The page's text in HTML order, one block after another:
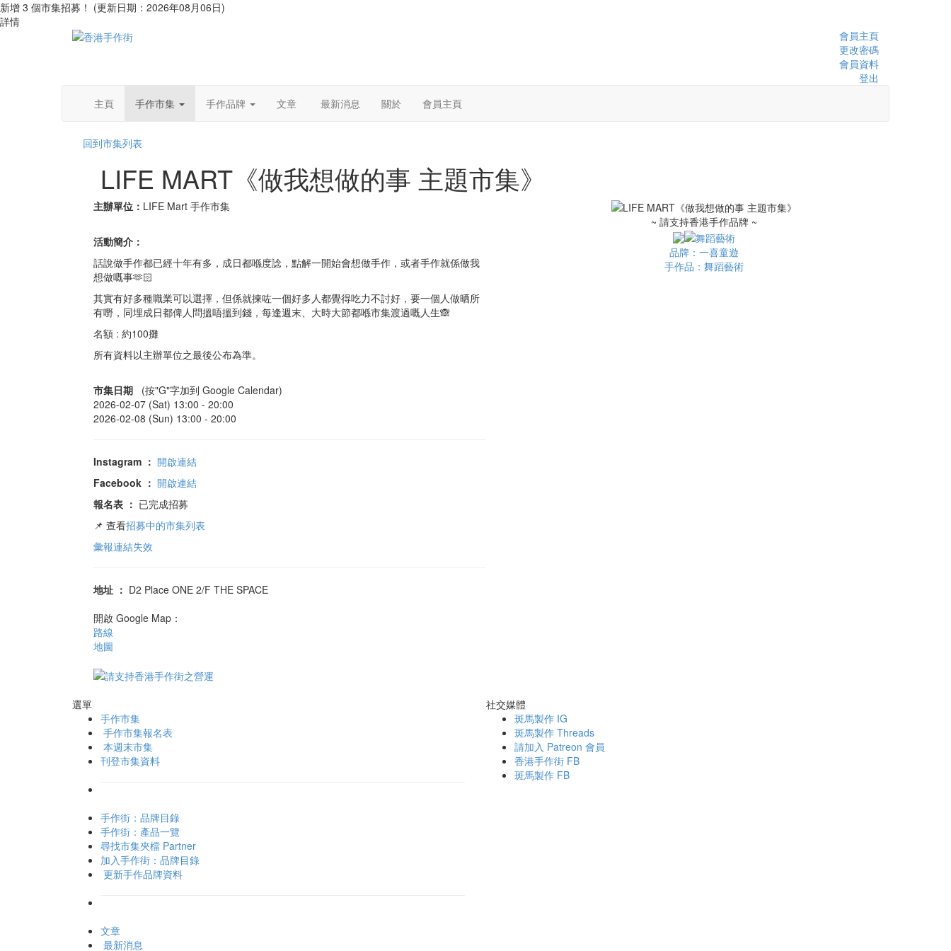
新增 3 個市集招募！ (更新日期：2026年08月06日)
詳情
會員主頁
更改密碼
會員資料
登出
主頁
手作市集 手作品牌 文章 最新消息 關於 會員主頁
回到市集列表
LIFE MART《做我想做的事 主題市集》
~ 請支持香港手作品牌 ~
品牌：一喜童遊
手作品：舞蹈藝術
主辦單位： LIFE Mart 手作市集
活動簡介：
話說做手作都已經十年有多，成日都喺度諗，點解一開始會想做手作，或者手作就係做我
想做嘅事🫶🏻
其實有好多種職業可以選擇，但係就揀咗一個好多人都覺得吃力不討好，要一個人做晒所
有嘢，同埋成日都俾人問搵唔搵到錢，每逢週末、大時大節都喺市集渡過嘅人生🙈
名額 : 約100攤
所有資料以主辦單位之最後公布為準。
市集日期
(按"G"字加到 Google Calendar)
2026-02-07 (Sat) 13:00 - 20:00
2026-02-08 (Sun) 13:00 - 20:00
Instagram ： 開啟連結
Facebook ： 開啟連結
報名表 ： 已完成招募
📌 查看招募中的市集列表
彙報連結失效
地址 ： D2 Place ONE 2/F THE SPACE
開啟 Google Map：
路線
地圖
選單
手作市集
手作市集報名表
本週末市集
刊登市集資料
手作街：品牌目錄
手作街：產品一覽
尋找市集夾檔 Partner
加入手作街：品牌目錄
更新手作品牌資料
文章
最新消息
社交媒體
斑馬製作 IG
斑馬製作 Threads
請加入 Patreon 會員
香港手作街 FB
斑馬製作 FB